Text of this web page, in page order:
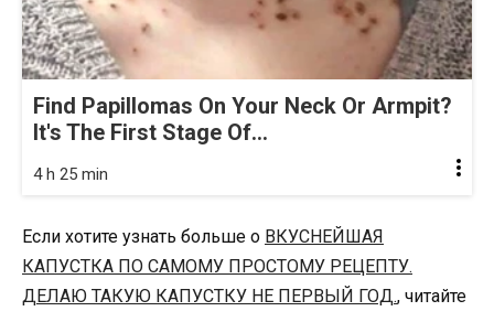
Find Papillomas On Your Neck Or Armpit?
It's The First Stage Of...
4 h 25 min
Если хотите узнать больше о ВКУСНЕЙШАЯ
КАПУСТКА ПО САМОМУ ПРОСТОМУ РЕЦЕПТУ.
ДЕЛАЮ ТАКУЮ КАПУСТКУ НЕ ПЕРВЫЙ ГОД., читайте